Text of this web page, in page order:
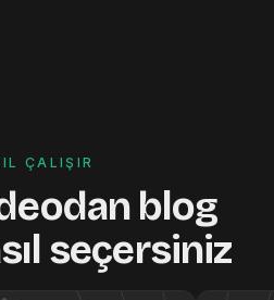
ÇALIŞIR
blog
seçersiniz